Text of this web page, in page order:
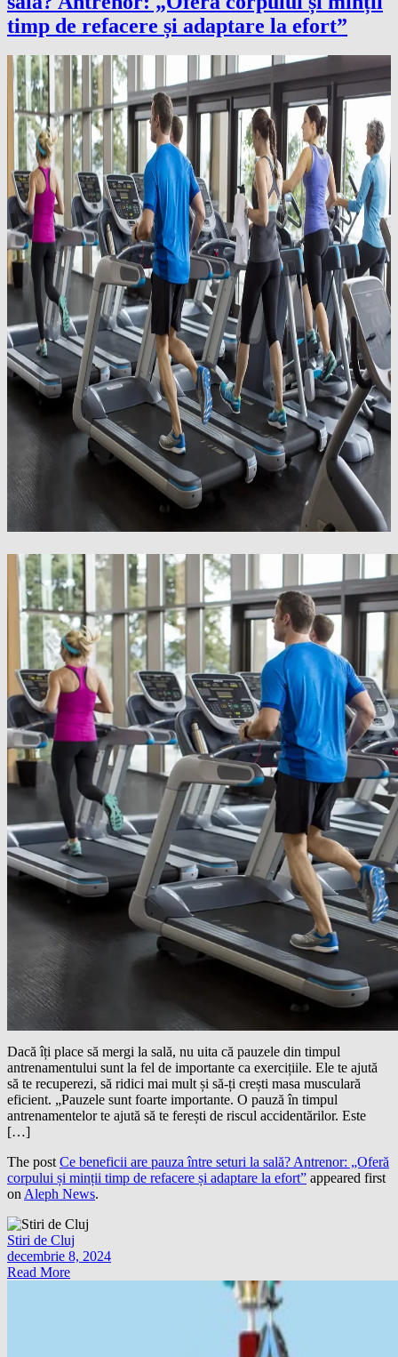
timp de refacere și adaptare la efort”
Dacă îți place să mergi la sală, nu uita că pauzele din timpul
antrenamentului sunt la fel de importante ca exercițiile. Ele te ajută
să te recuperezi, să ridici mai mult și să-ți crești masa musculară
eficient. „Pauzele sunt foarte importante. O pauză în timpul
antrenamentelor te ajută să te ferești de riscul accidentărilor. Este
[…]
The postCe beneficii are pauza între seturi la sală? Antrenor: „Oferă
corpului și minții timp de refacere și adaptare la efort” appeared first
onAleph News.
Stiri de Cluj
decembrie 8, 2024
Read More